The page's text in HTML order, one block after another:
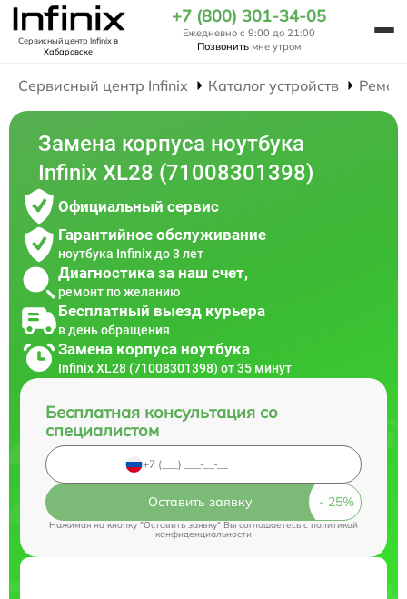
Сервисный центр Infinixв
Хабаровске
+7 (800) 301-34-05
Ежедневно с 9:00 до 21:00
Позвонить мне утром
Сервисный центр Infinix Каталог устройств
Замена корпуса ноутбука
Infinix XL28 (71008301398)
Официальный сервис
Гарантийное обслуживание
ноутбука Infinix до 3 лет
Диагностика за наш счет,
ремонт по желанию
Бесплатный выезд курьера
в день обращения
Замена корпуса ноутбука
Infinix XL28 (71008301398) от 35 минут
Бесплатная консультация со
специалистом
Оставить заявку
Нажимая на кнопку "Оставить заявку" Вы соглашаетесь cполитикой
конфиденциальности